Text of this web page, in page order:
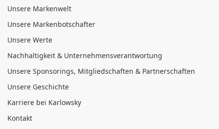
Unsere Markenwelt
Unsere Markenbotschafter
Unsere Werte
Nachhaltigkeit & Unternehmensverantwortung
Unsere Sponsorings, Mitgliedschaften & Partnerschaften
Unsere Geschichte
Karriere bei Karlowsky
Kontakt